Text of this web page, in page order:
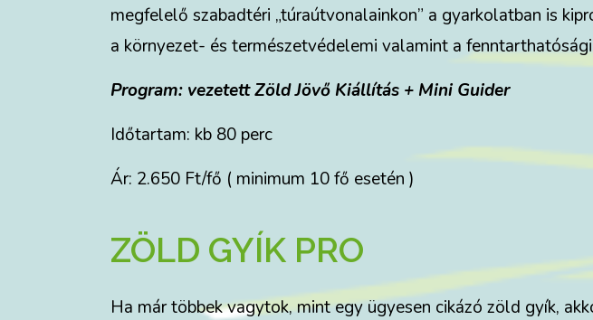
megfelelő szabadtéri „túraútvonalainkon” a gyarkolatban is
a környezet- és természetvédelemi valamint a
Program: vezetett Zöld Jövő Kiállítás + Mini Guider
Időtartam: kb 80 perc
Ár: 2.650 Ft/fő ( minimum 10 fő esetén )
ZÖLD GYÍK PRO
Ha már többek vagytok, mint egy ügyesen cikázó zöld gyík,